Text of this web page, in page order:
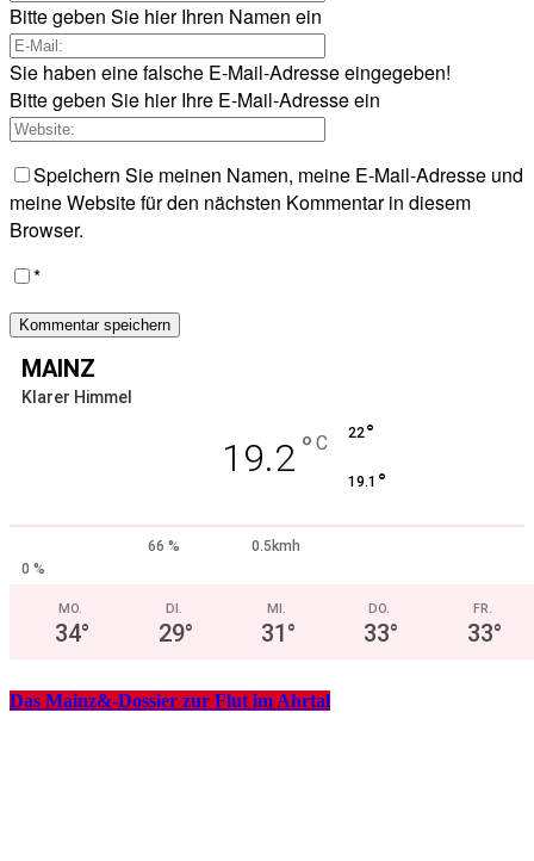
Bitte geben Sie hier Ihren Namen ein
Sie haben eine falsche E-Mail-Adresse eingegeben!
Bitte geben Sie hier Ihre E-Mail-Adresse ein
Speichern Sie meinen Namen, meine E-Mail-Adresse und
meine Website für den nächsten Kommentar in diesem
Browser.
*
MAINZ
Klarer Himmel
19.2 ° C 22°
19.1 °
66 %
0.5kmh
0 %
MO.
34°
DI.
29°
MI.
31°
DO.
33°
FR.
33°
Das Mainz&-Dossier zur Flut im Ahrtal